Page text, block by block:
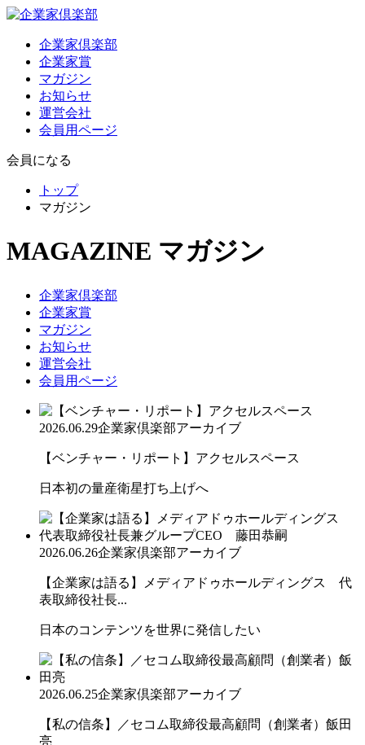
企業家倶楽部
企業家賞
マガジン
お知らせ
運営会社
会員用ページ
会員になる
トップ
マガジン
MAGAZINE マガジン
企業家倶楽部
企業家賞
マガジン
お知らせ
運営会社
会員用ページ
2026.06.29企業家倶楽部アーカイブ
【ベンチャー・リポート】アクセルスペース
日本初の量産衛星打ち上げへ
2026.06.26企業家倶楽部アーカイブ
【企業家は語る】メディアドゥホールディングス 代
表取締役社長...
日本のコンテンツを世界に発信したい
2026.06.25企業家倶楽部アーカイブ
【私の信条】／セコム取締役最高顧問（創業者）飯田
亮